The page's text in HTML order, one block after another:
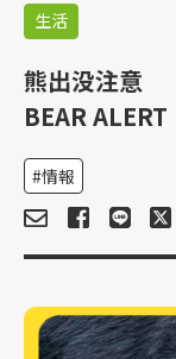
生活
熊出没注意
BEAR
情報